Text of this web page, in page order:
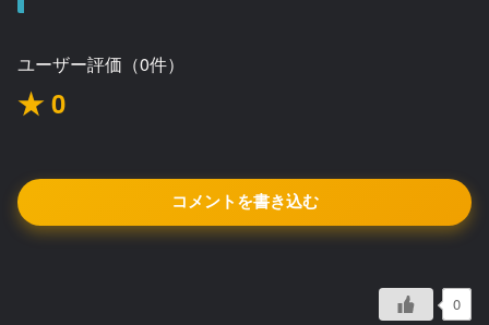
ユーザー評価（0件）
★ 0
コメントを書き込む
0